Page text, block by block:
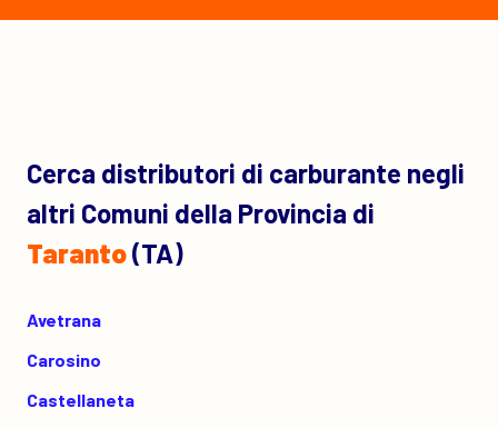
Cerca distributori di carburante negli
altri Comuni della Provincia di
Taranto(TA)
Avetrana
Carosino
Castellaneta